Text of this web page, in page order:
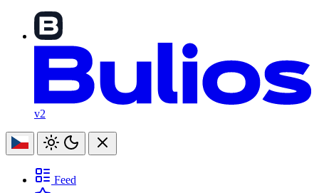
v2
Feed